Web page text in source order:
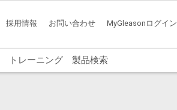
採用情報 お問い合わせ MyGleasonログイン
トレーニング 製品検索